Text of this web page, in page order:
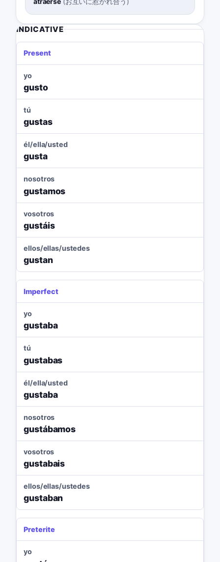
INDICATIVE
Present
yo
gusto
tú
gustas
él/ella/usted
gusta
nosotros
gustamos
vosotros
gustáis
ellos/ellas/ustedes
gustan
Imperfect
yo
gustaba
tú
gustabas
él/ella/usted
gustaba
nosotros
gustábamos
vosotros
gustabais
ellos/ellas/ustedes
gustaban
Preterite
yo